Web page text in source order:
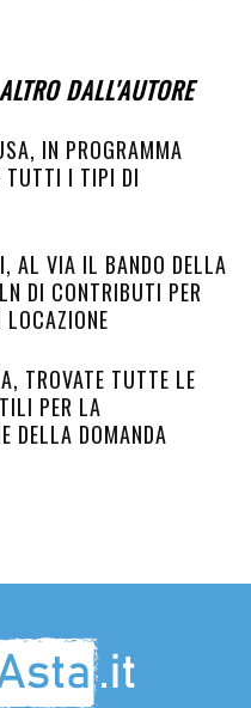
ALTRO DALL'AUTORE
IN PROGRAMMA
TUTTI I TIPI DI
AL VIA IL BANDO DELLA
DI CONTRIBUTI PER
TROVATE TUTTE LE
PER LA
DELLA DOMANDA